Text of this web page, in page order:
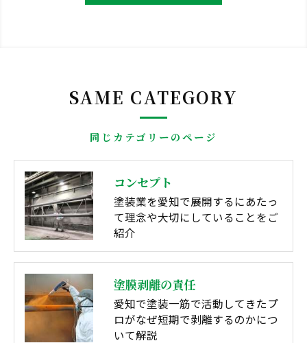
同じカテゴリーのページ
SAME CATEGORY
コンセプト
塗装業を愛知で展開するにあたっ
て理念や大切にしていることをご
紹介
塗膜剥離の責任
愛知で塗装一筋で活動してきたプ
ロがなぜ短期で剥離するのかにつ
いて解説